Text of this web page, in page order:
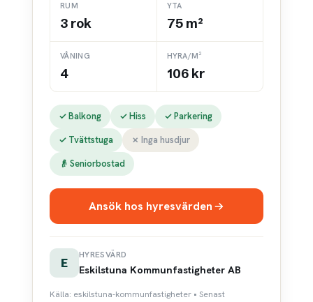
RUM
3 rok
YTA
75 m²
VÅNING
4
HYRA/M²
106 kr
✓ Balkong ✓ Hiss
✓ Parkering
✓ Tvättstuga
✗ Inga husdjur
👴 Seniorbostad
Ansök hos hyresvärden
E
HYRESVÄRD
Eskilstuna Kommunfastigheter AB
Källa: eskilstuna-kommunfastigheter • Senast